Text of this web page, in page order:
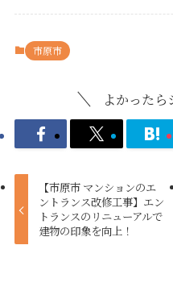
市原市
よかったら
【市原市 マンションのエ
ントランス改修工事】エン
トランスのリニューアルで
建物の印象を向上！